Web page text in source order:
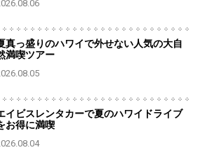
真っ盛りのハワイで外せない人気の大自
満喫ツアー
イビスレンタカーで夏のハワイドライブ
お得に満喫